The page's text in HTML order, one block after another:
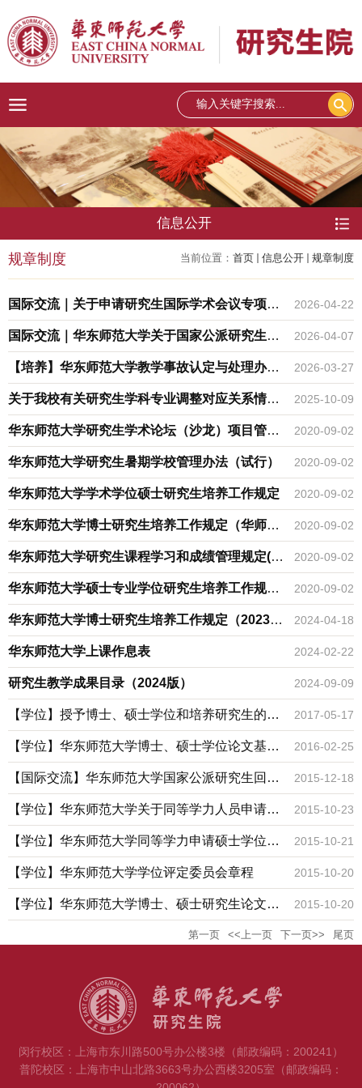
信息公开
当前位置： 首页 信息公开 规章制度
规章制度
国际交流｜关于申请研究生国际学术会议专项基
金资助的通知
2026-04-22
国际交流｜华东师范大学关于国家公派研究生在
外留学期间变更留学事项办理“推选单位意见
函”的办法（暂定）
2026-04-07
【培养】华东师范大学教学事故认定与处理办法
（2025年修订）
2026-03-27
关于我校有关研究生学科专业调整对应关系情况
的说明
2025-10-09
华东师范大学研究生学术论坛（沙龙）项目管理
办法
2020-09-02
华东师范大学研究生暑期学校管理办法（试行） 2020-09-02
华东师范大学学术学位硕士研究生培养工作规定 2020-09-02
华东师范大学博士研究生培养工作规定（华师研
【2019】347号））
2020-09-02
华东师范大学研究生课程学习和成绩管理规定(华
师研〔2019〕349号)
2020-09-02
华东师范大学硕士专业学位研究生培养工作规定
（华师研〔2021〕68号)
2020-09-02
华东师范大学博士研究生培养工作规定（2023年
修订）
2024-04-18
华东师范大学上课作息表 2024-02-22
研究生教学成果目录（2024版） 2024-09-09
【学位】授予博士、硕士学位和培养研究生的学
科、专业目录及代码
2017-05-17
【学位】华东师范大学博士、硕士学位论文基本
格式要求
2016-02-25
【国际交流】华东师范大学国家公派研究生回国
报到办法（2020年9月更新）
2015-12-18
【学位】华东师范大学关于同等学力人员申请硕
士学位课程考试的若干规定
2015-10-23
【学位】华东师范大学同等学力申请硕士学位的
基本流程与有关问题
2015-10-21
【学位】华东师范大学学位评定委员会章程 2015-10-20
【学位】华东师范大学博士、硕士研究生论文答 2015-10-20
第一页 <<上一页 下一页>> 尾页
闵行校区：上海市东川路500号办公楼3楼（邮政编码：200241）
普陀校区：上海市中山北路3663号办公西楼3205室（邮政编码：